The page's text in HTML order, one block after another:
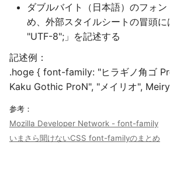
ダブルバイト（日本語）のフォ
め、外部スタイルシートの冒頭
"UTF-8";」を記述する
記述例：
.hoge { font-family: "ヒラギノ角ゴ
Kaku Gothic ProN", "メイリオ",
参考：
Mozilla Developer Network - font-family
いまさら聞けないCSS font-familyのまとめ